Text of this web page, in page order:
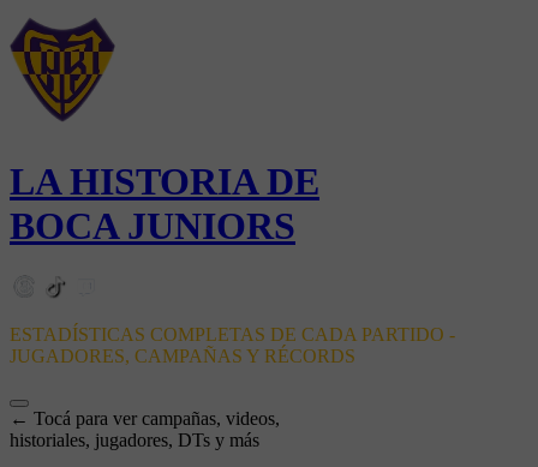
LA HISTORIA DE
BOCA JUNIORS
ESTADÍSTICAS COMPLETAS DE CADA PARTIDO -
JUGADORES, CAMPAÑAS Y RÉCORDS
← Tocá para ver campañas, videos,
historiales, jugadores, DTs y más